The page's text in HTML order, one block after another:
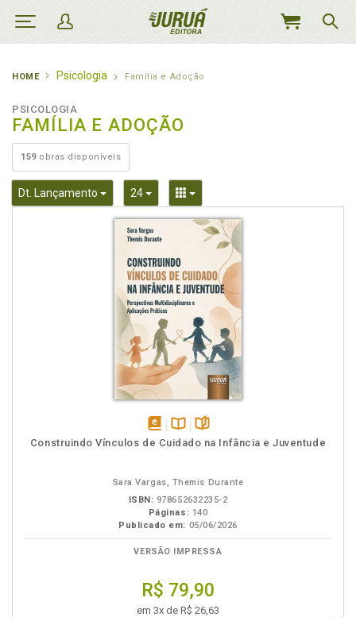
MEU
HOME Psicologia Família e Adoção
PSICOLOGIA
FAMÍLIA E ADOÇÃO
159obras disponíveis
Dt. Lançamento Toggle Dropdown
24 Toggle DropdownToggle Dropdown
disponívelDisponível
páginas
Construindo Vínculos de Cuidado na Infância e Juventude
Sara Vargas, Themis Durante
ISBN: 978652632235-2
Páginas: 140
Publicado em: 05/06/2026
VERSÃO IMPRESSA
R$ 79,90
em 3x de R$ 26,63